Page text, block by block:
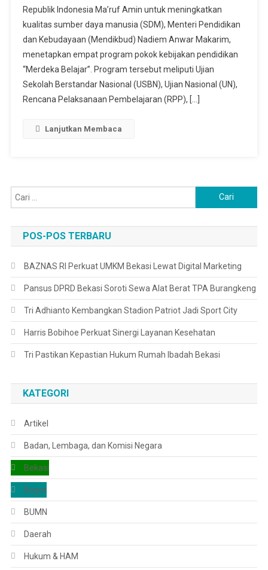
Empat
Pokok
Kebijakan
Pendidikan
Belajar”
Republik Indonesia Ma’ruf Amin untuk meningkatkan
kualitas sumber daya manusia (SDM), Menteri Pendidikan
dan Kebudayaan (Mendikbud) Nadiem Anwar Makarim,
menetapkan empat program pokok kebijakan pendidikan
“Merdeka Belajar”. Program tersebut meliputi Ujian
Sekolah Berstandar Nasional (USBN), Ujian Nasional (UN),
Rencana Pelaksanaan Pembelajaran (RPP), […]
Lanjutkan Membaca
untuk:
POS-POS TERBARU
BAZNAS RI Perkuat UMKM Bekasi Lewat Digital Marketing
Pansus DPRD Bekasi Soroti Sewa Alat Berat TPA Burangkeng
Tri Adhianto Kembangkan Stadion Patriot Jadi Sport City
Harris Bobihoe Perkuat Sinergi Layanan Kesehatan
Tri Pastikan Kepastian Hukum Rumah Ibadah Bekasi
KATEGORI
Artikel
Badan, Lembaga, dan Komisi Negara
Bekasi
Bogor
BUMN
Daerah
Hukum & HAM